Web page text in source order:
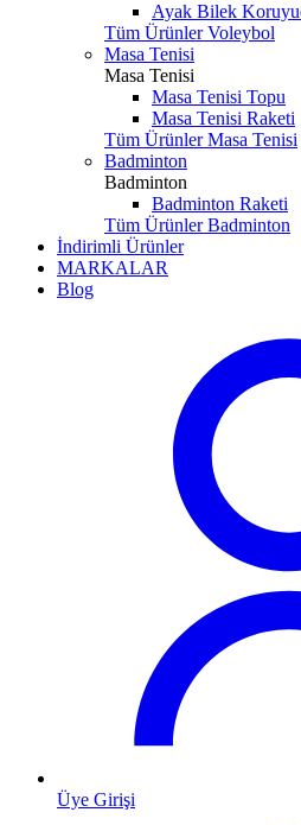
Ayak Bilek
Tüm Ürünler Voleybol
Masa Tenisi
Masa Tenisi
Masa Tenisi Topu
Masa Tenisi Raketi
Tüm Ürünler Masa Tenisi
Badminton
Badminton
Badminton Raketi
Tüm Ürünler Badminton
İndirimli Ürünler
MARKALAR
Blog
Üye Girişi